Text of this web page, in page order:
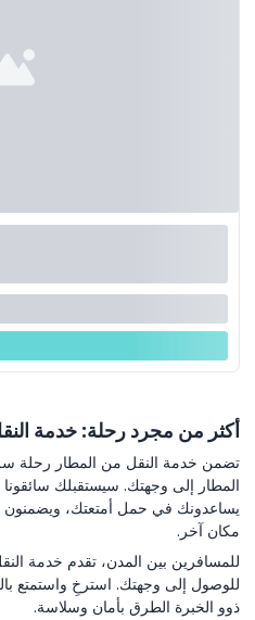
أكثر من مجرد رحلة: خدمة
تضمن خدمة النقل من المطار رحلة
المطار إلى وجهتك. سيستقبلك
يساعدونك في حمل أمتعتك، ويضمنون
مكان آخر.
للمسافرين بين المدن، تقدم خدمة
للوصول إلى وجهتك. استرخِ واستمتع
ذوو الخبرة الطرق بأمان وسلاسة.